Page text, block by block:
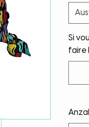
Si
faire